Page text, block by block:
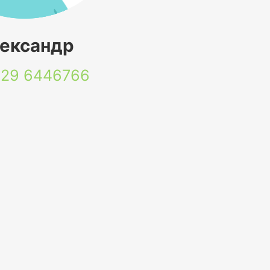
6446766